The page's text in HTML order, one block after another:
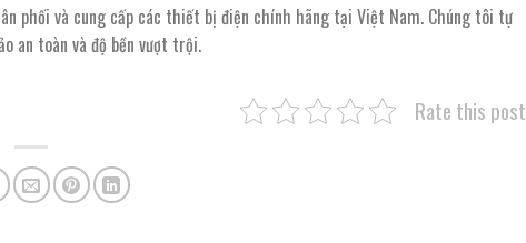
phối và cung cấp các thiết bị điện chính hãng tại Việt Nam. Chúng tôi tự
an toàn và độ bền vượt trội.
Rate this post